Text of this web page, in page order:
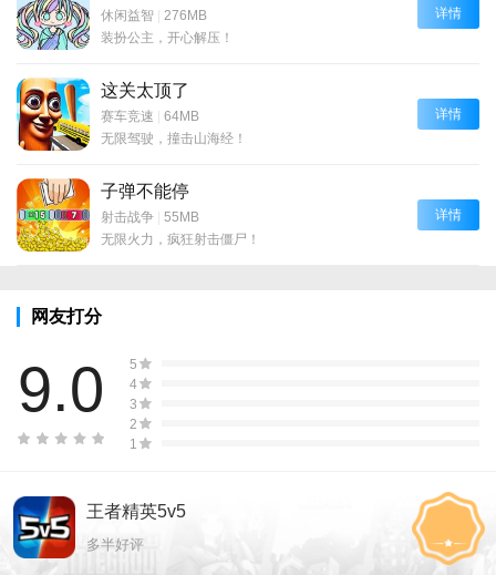
休闲益智 | 276MB
装扮公主，开心解压！
详情
这关太顶了
赛车竞速 | 64MB
无限驾驶，撞击山海经！
详情
子弹不能停
射击战争 | 55MB
无限火力，疯狂射击僵尸！
详情
网友打分
9.0
5
4
3
2
1
王者精英5v5
多半好评